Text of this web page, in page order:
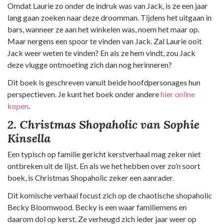
Omdat Laurie zo onder de indruk was van Jack, is ze een jaar
lang gaan zoeken naar deze droomman. Tijdens het uitgaan in
bars, wanneer ze aan het winkelen was, noem het maar op.
Maar nergens een spoor te vinden van Jack. Zal Laurie ooit
Jack weer weten te vinden? En als ze hem vindt, zou Jack
deze vlugge ontmoeting zich dan nog herinneren?
Dit boek is geschreven vanuit beide hoofdpersonages hun
perspectieven. Je kunt het boek onder anderehier online
kopen
2. Christmas Shopaholic van Sophie
Kinsella
Een typisch op familie gericht kerstverhaal mag zeker niet
ontbreken uit de lijst. En als we het hebben over zo’n soort
boek, is Christmas Shopaholic zeker een aanrader.
Dit komische verhaal focust zich op de chaotische shopaholic
Becky Bloomwood. Becky is een waar familiemens en
daarom dol op kerst. Ze verheugd zich ieder jaar weer op